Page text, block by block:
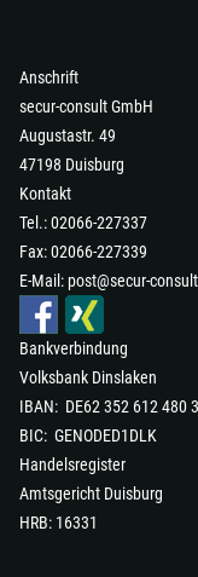
Anschrift
secur-consult GmbH
Augustastr. 49
47198 Duisburg
Kontakt
Tel.: 02066-227337
Fax: 02066-227339
E-Mail: post@secur-
Bankverbindung
Volksbank Dinslaken
IBAN: DE62 352 612 480
BIC: GENODED1DLK
Handelsregister
Amtsgericht Duisburg
HRB: 16331